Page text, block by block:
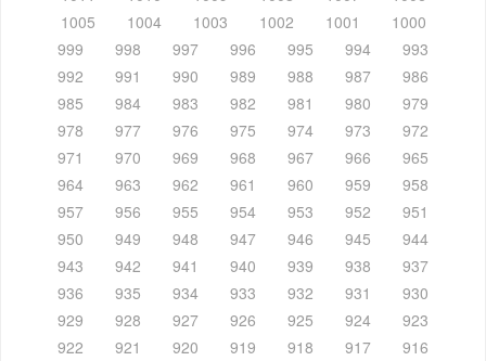
1005
1004 1003 1002 1001
1000
999
998 997 996 995 994
993
992
991 990 989 988 987
986
985
984 983 982 981 980
979
978
977 976 975 974 973
972
971
970 969 968 967 966
965
964
963 962 961 960 959
958
957
956 955 954 953 952
951
950
949 948 947 946 945
944
943
942 941 940 939 938
937
936
935 934 933 932 931
930
929
928 927 926 925 924
923
922
921 920 919 918 917
916